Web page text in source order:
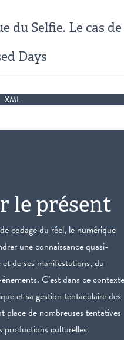
du Selfie. Le cas
Days
XML
le présent
codage du réel, le numérique
une connaissance quasi-
de ses manifestations, du
C’est dans ce contexte
et sa gestion tentaculaire des
place de nombreuses tentatives
productions culturelles